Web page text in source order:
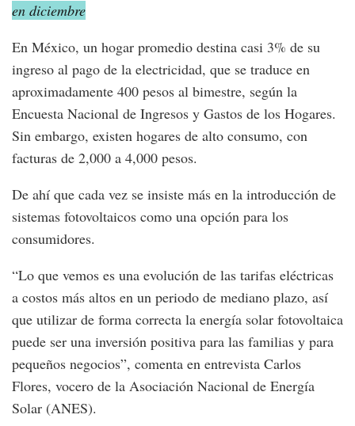
en diciembre
En México, un hogar promedio destina casi 3% de su
ingreso al pago de la electricidad, que se traduce en
aproximadamente 400 pesos al bimestre, según la
Encuesta Nacional de Ingresos y Gastos de los Hogares.
Sin embargo, existen hogares de alto consumo, con
facturas de 2,000 a 4,000 pesos.
De ahí que cada vez se insiste más en la introducción de
sistemas fotovoltaicos como una opción para los
consumidores.
“Lo que vemos es una evolución de las tarifas eléctricas
a costos más altos en un periodo de mediano plazo, así
que utilizar de forma correcta la energía solar fotovoltaica
puede ser una inversión positiva para las familias y para
pequeños negocios”, comenta en entrevista Carlos
Flores, vocero de la Asociación Nacional de Energía
Solar (ANES).